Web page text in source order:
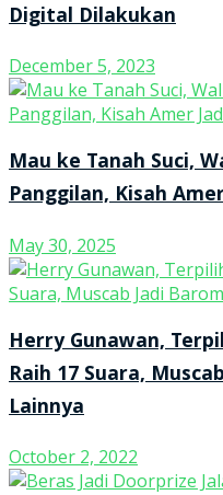
Digital Dilakukan
December 5, 2023
Mau ke Tanah Suci,
Panggilan, Kisah
May 30, 2025
Herry Gunawan,
Raih 17 Suara,
Lainnya
October 2, 2022